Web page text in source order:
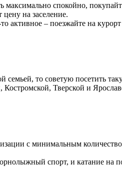
максимально спокойно,
на заселение.
активное – поезжайте на
то советую посетить
Тверской и
с минимальным
спорт, и катание на